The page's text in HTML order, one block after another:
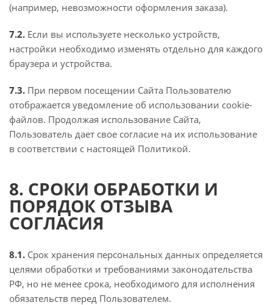
(например, невозможности оформления заказа).
7.2. Если вы используете несколько устройств,
настройки необходимо изменять отдельно для каждого
браузера и устройства.
7.3. При первом посещении Сайта Пользователю
отображается уведомление об использовании cookie-
файлов. Продолжая использование Сайта,
Пользователь дает свое согласие на их использование
в соответствии с настоящей Политикой.
8. СРОКИ ОБРАБОТКИ И
ПОРЯДОК ОТЗЫВА
СОГЛАСИЯ
8.1. Срок хранения персональных данных определяется
целями обработки и требованиями законодательства
РФ, но не менее срока, необходимого для исполнения
обязательств перед Пользователем.